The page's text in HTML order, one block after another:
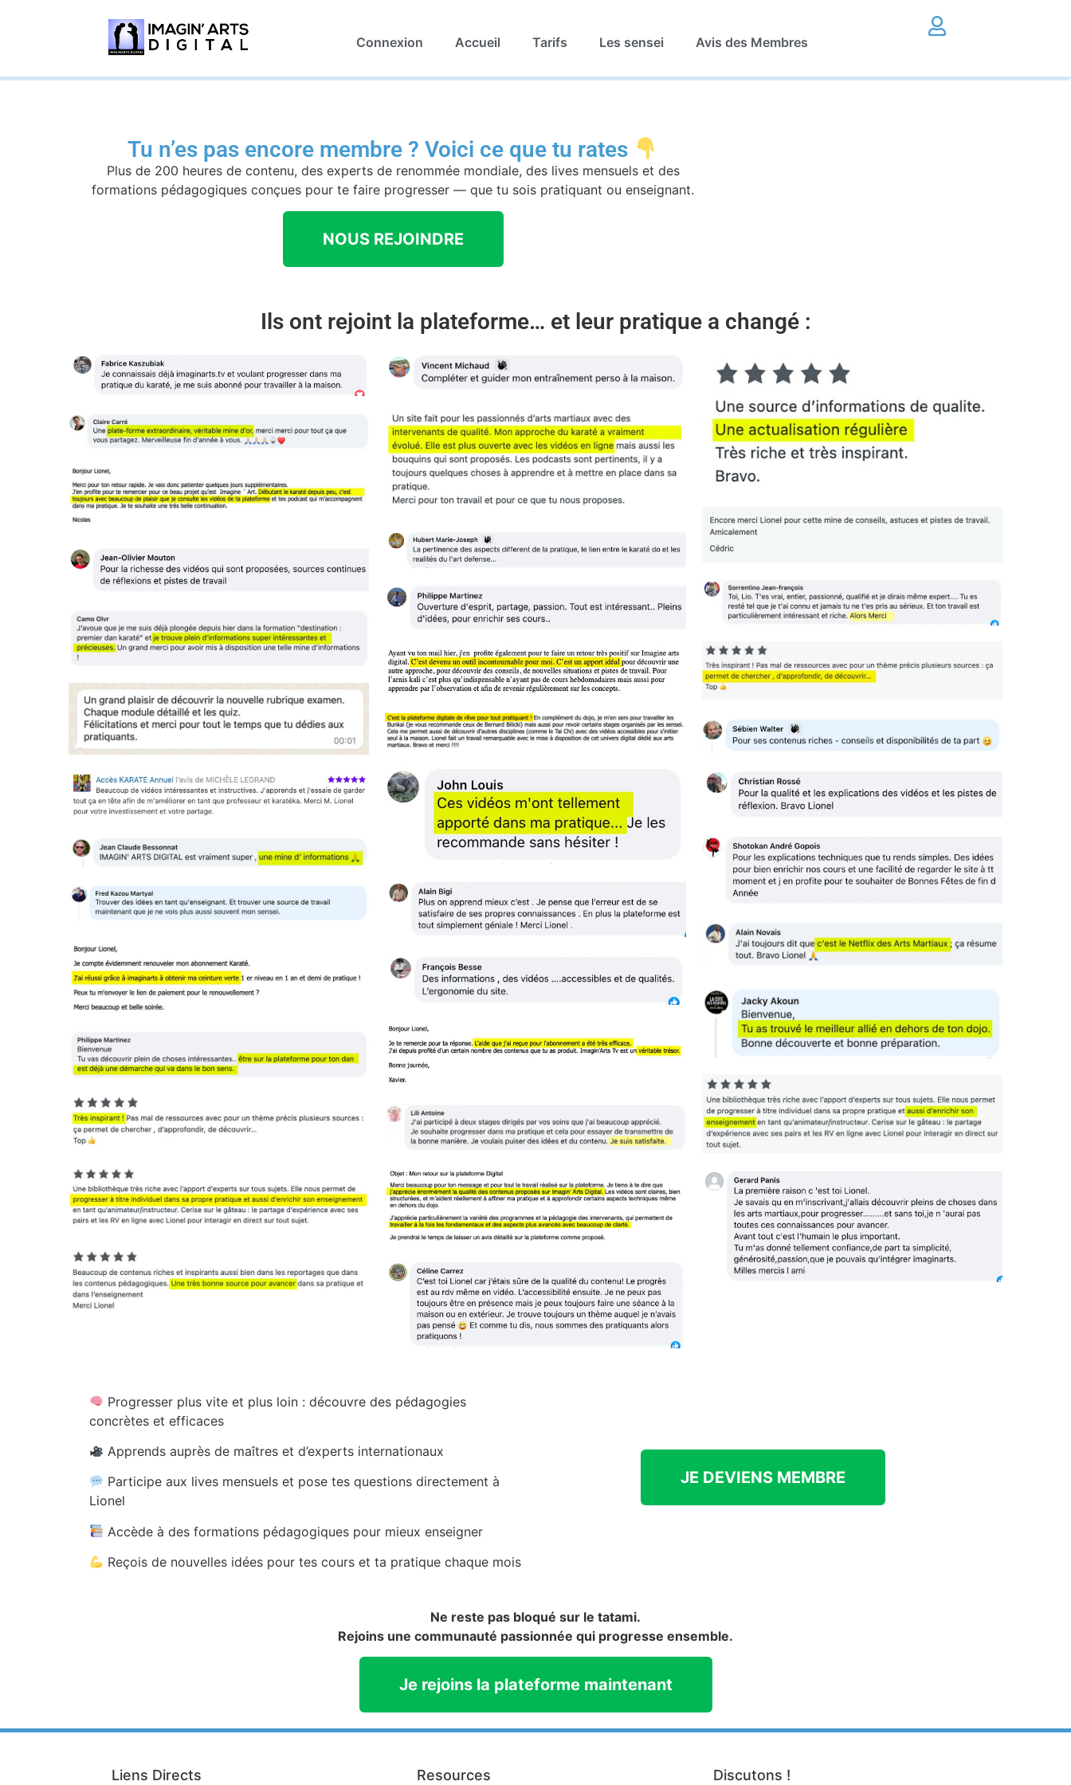
Connexion Accueil Tarifs Les sensei Avis des Membres
Tu n’es pas encore membre ? Voici ce que tu rates
Plus de 200 heures de contenu, des experts de renommée mondiale, des lives mensuels et des
formations pédagogiques conçues pour te faire progresser — que tu sois pratiquant ou enseignant.
NOUS REJOINDRE
Ils ont rejoint la plateforme… et leur pratique a changé :
Progresser plus vite et plus loin : découvre des pédagogies
concrètes et efficaces
Apprends auprès de maîtres et d’experts internationaux
Participe aux lives mensuels et pose tes questions directement à
Lionel
Accède à des formations pédagogiques pour mieux enseigner
Reçois de nouvelles idées pour tes cours et ta pratique chaque mois
JE DEVIENS MEMBRE
Ne reste pas bloqué sur le tatami.
Rejoins une communauté passionnée qui progresse ensemble.
Je rejoins la plateforme maintenant
Liens Directs Resources Discutons !